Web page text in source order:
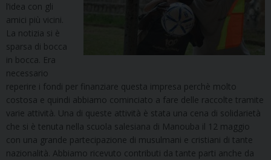
l’idea con gli
amici più vicini.
La notizia si è
sparsa di bocca
in bocca. Era
necessario
reperire i fondi per finanziare questa impresa perchè molto
costosa e quindi abbiamo cominciato a fare delle raccolte tramite
varie attività. Una di queste attività è stata una cena di solidarietà
che si è tenuta nella scuola salesiana di Manouba il 12 maggio
con una grande partecipazione di musulmani e cristiani di tante
nazionalità. Abbiamo ricevuto contributi da tante parti anche da